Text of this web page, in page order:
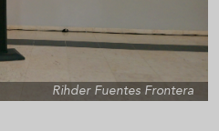
Rihder Fuentes Frontera